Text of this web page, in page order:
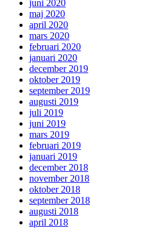
juni 2020
maj 2020
april 2020
mars 2020
februari 2020
januari 2020
december 2019
oktober 2019
september 2019
augusti 2019
juli 2019
juni 2019
mars 2019
februari 2019
januari 2019
december 2018
november 2018
oktober 2018
september 2018
augusti 2018
april 2018